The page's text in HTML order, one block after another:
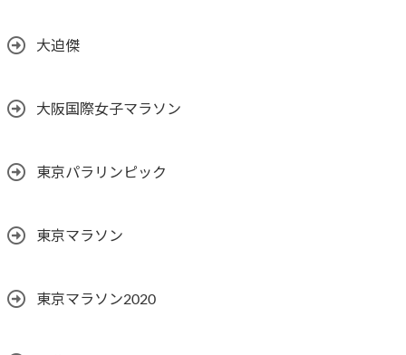
大迫傑
大阪国際女子マラソン
東京パラリンピック
東京マラソン
東京マラソン2020